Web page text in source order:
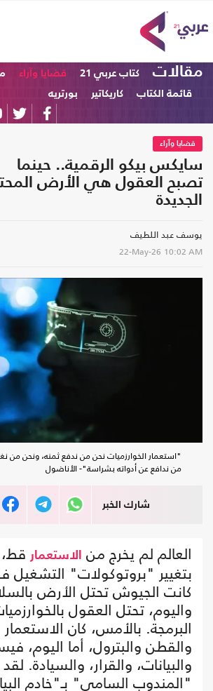
مقالات كتاب عربي 21 قضايا وآراء
قائمة الكتاب
كاريكاتير بورتريه
قضايا وآراء
سايكس بيكو الرقمية.. حينما
تصبح العقول هي الأرض
الجديدة
يوسف عبد اللطيف
22-May-26 10:02 AM
"استعمار الخوارزميات نحن من ندفع ثمنه، ونحن من
من ندافع عن أدواته بشراسة"- الأناضول
شارك الخبر
العالم لم يخرج من الاستعمار
بتغيير "بروتوكولات" التشغيل
كانت الجيوش تحتل الأرض
واليوم، تحتل العقول
البرمجة. بالأمس، كان
والقطن والبترول، أما اليوم،
والبيانات، والقرار، والسيادة.
"المندوب السامي" بـ"خادم